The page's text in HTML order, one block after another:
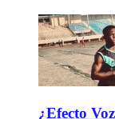
¿Efecto